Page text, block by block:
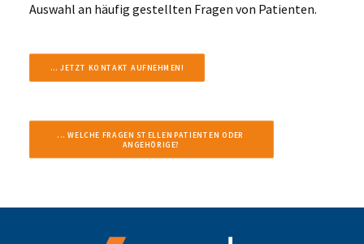
Auswahl an häufig gestellten Fragen von Patienten.
... JETZT KONTAKT AUFNEHMEN!
... WELCHE FRAGEN STELLEN PATIENTEN ODER
ANGEHÖRIGE?